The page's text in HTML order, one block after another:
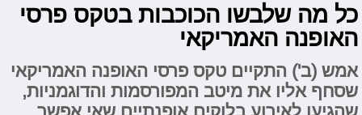
כל מה שלבשו הכוכבות בטקס פרסי
האופנה האמריקאי
אמש (ב') התקיים טקס פרסי האופנה האמריקאי
שסחף אליו את מיטב המפורסמות והדוגמניות,